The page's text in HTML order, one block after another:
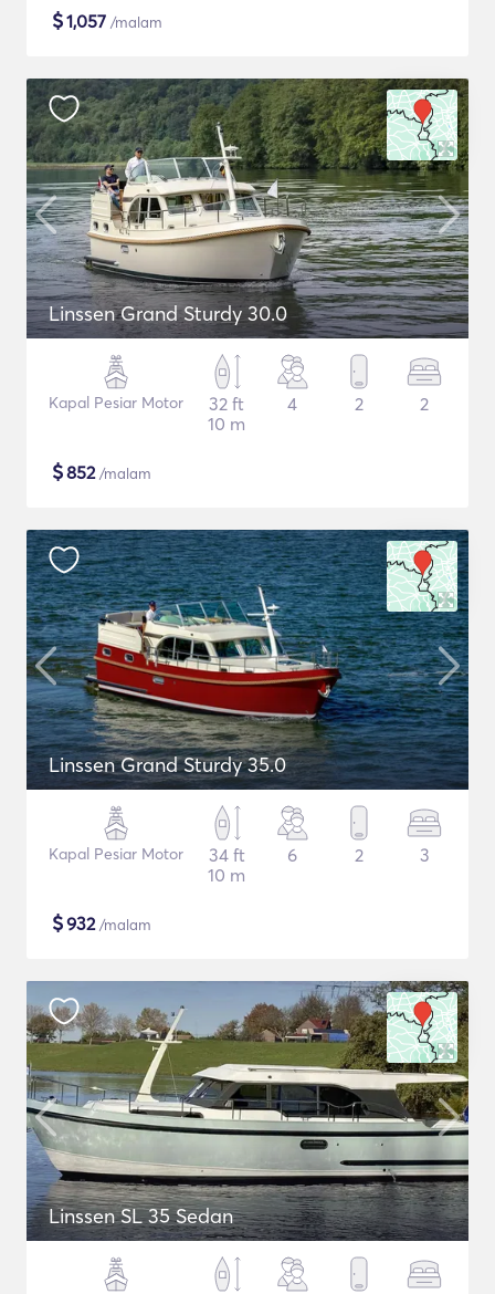
$1,057 /malam
Linssen Grand Sturdy 30.0
Kapal Pesiar Motor
32 ft
10 m
4 2 2
$852/malam
Linssen Grand Sturdy 35.0
Kapal Pesiar Motor
34 ft
10 m
6 2 3
$932/malam
Linssen SL 35 Sedan